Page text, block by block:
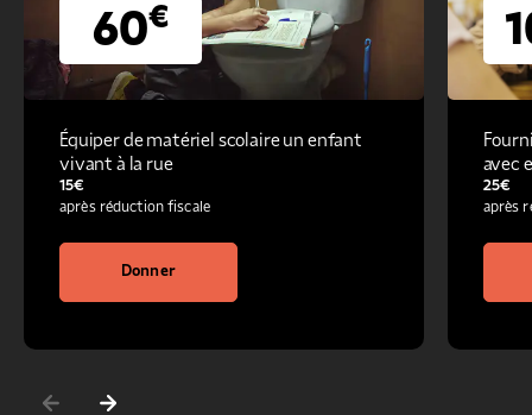
60€
Équiper de matériel scolaire un enfant
vivant à la rue
15€
après réduction fiscale
Donner
avec
25€
après